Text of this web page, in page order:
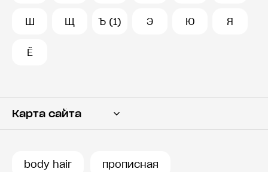
Ш Щ Ъ (1) Э Ю Я
Ё
Карта сайта
body hair прописная